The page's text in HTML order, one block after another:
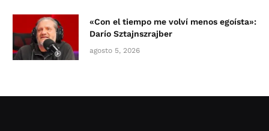
«Con el tiempo me volví menos egoísta»:
Darío Sztajnszrajber
agosto 5, 2026